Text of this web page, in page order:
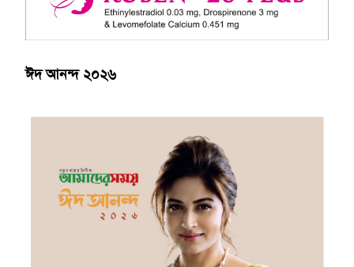
ঈদ আনন্দ ২০২৬